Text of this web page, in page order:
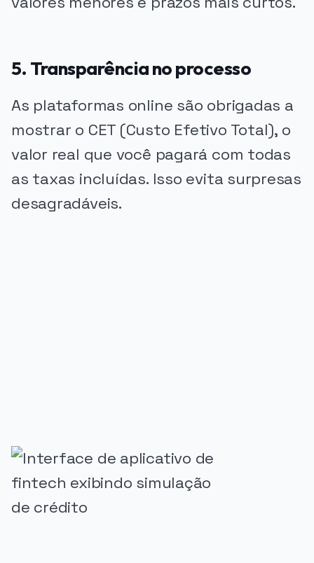
5. Transparência no processo
As plataformas online são obrigadas a
mostrar o CET (Custo Efetivo Total), o
valor real que você pagará com todas
as taxas incluídas. Isso evita surpresas
desagradáveis.